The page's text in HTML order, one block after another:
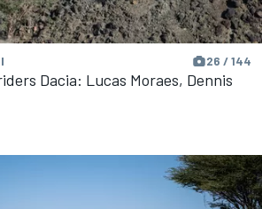
26 / 144
Dacia: Lucas Moraes, Dennis